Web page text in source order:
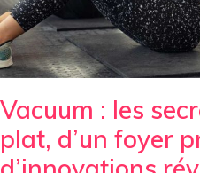
Vacuum : les
plat, d’un foyer